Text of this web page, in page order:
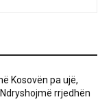
Kosovën pa ujë,
rrjedhën